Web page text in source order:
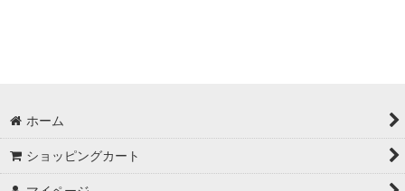
ホーム
ショッピングカート